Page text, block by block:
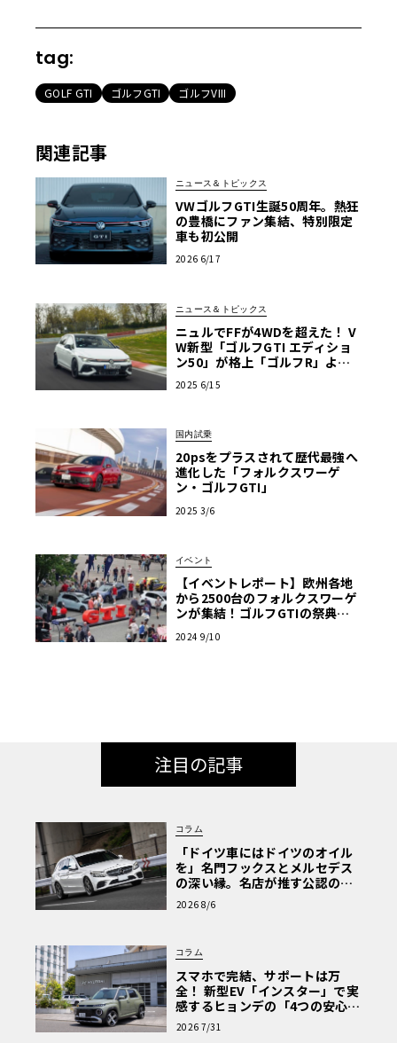
tag:
GOLF GTI ゴルフGTI ゴルフVIII
関連記事
ニュース＆トピックス
VWゴルフGTI生誕50周年。熱狂
の豊橋にファン集結、特別限定
車も初公開
2026 6/17
ニュース＆トピックス
ニュルでFFが4WDを超えた！ V
W新型「ゴルフGTI エディショ
ン50」が格上「ゴルフR」より
2025 6/15
国内試乗
20psをプラスされて歴代最強へ
進化した「フォルクスワーゲ
ン・ゴルフGTI」
2025 3/6
イベント
【イベントレポート】欧州各地
から2500台のフォルクスワーゲ
ンが集結！ゴルフGTIの祭典「G
2024 9/10
注目の記事
コラム
「ドイツ車にはドイツのオイル
を」名門フックスとメルセデス
の深い縁。名店が推す公認の安
心と、Cクラスで味わうシルキー
な走り〈PR〉
2026 8/6
コラム
スマホで完結、サポートは万
全！ 新型EV「インスター」で実
感するヒョンデの「4つの安心」
【第1回・ヒョンデ6つの疑問：
Why? Hyundai?】〈PR〉
2026 7/31